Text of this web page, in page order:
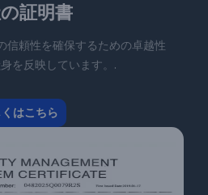
証明書
信頼性を確保するための卓越性
を反映しています。.
はこちら